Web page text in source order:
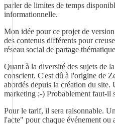
parler de limites de temps
informationnelle.
Mon idée pour ce projet de
des contenus différents pour
réseau social de partage
Quant à la diversité des sujets de
conscient. C'est dû à l'origine de
abordés depuis la création du
marketing ;-) Probablement faut-il
Pour le tarif, il sera raisonnable.
l'acte" pour chaque événement ou